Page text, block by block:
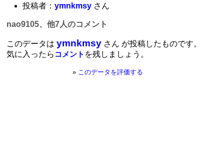
投稿者：ymnkmsy さん
nao9105、他7人のコメント
このデータはymnkmsy さん が投稿したものです。
気に入ったら コメント を残しましょう。
» このデータを評価する